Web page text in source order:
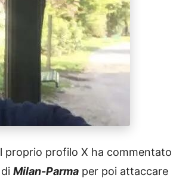
proprio profilo X ha commentato
Milan-Parma per poi attaccare